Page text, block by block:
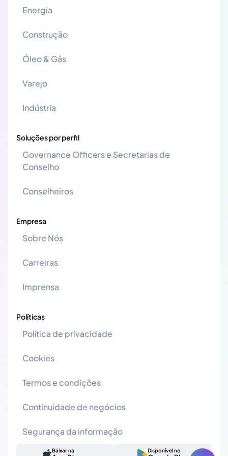
Energia
Construção
Óleo & Gás
Varejo
Indústria
Soluções por perfil
Governance Officers e Secretarias de
Conselho
Conselheiros
Empresa
Sobre Nós
Carreiras
Imprensa
Políticas
Política de privacidade
Cookies
Termos e condições
Continuidade de negócios
Segurança da informação
Baixar na Disponível no